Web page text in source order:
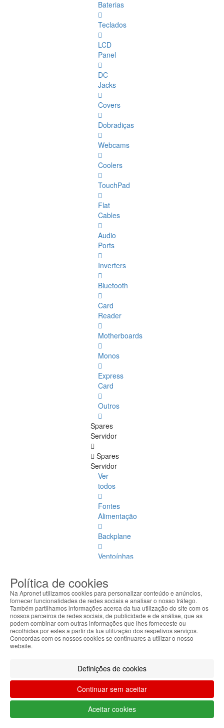
Baterias
Teclados
LCD
Panel
DC
Jacks
Covers
Dobradiças
Webcams
Coolers
TouchPad
Flat
Cables
Audio
Ports
Inverters
Bluetooth
Card
Reader
Motherboards
Monos
Express
Card
Outros
Spares
Servidor
Spares
Servidor
Ver
todos
Fontes
Alimentação
Backplane
Ventoínhas
Perifericos
Perifericos
Ver
todos
Equipamentos
Médicos
Equipamentos
Ver
todos
Aparelhos
Política de cookies
Na Apronet utilizamos cookies para personalizar conteúdo e anúncios,
fornecer funcionalidades de redes sociais e analisar o nosso tráfego.
Também partilhamos informações acerca da tua utilização do site com os
nossos parceiros de redes sociais, de publicidade e de análise, que as
podem combinar com outras informações que lhes forneceste ou
recolhidas por estes a partir da tua utilização dos respetivos serviços.
Concordas com os nossos cookies se continuares a utilizar o nosso
website.
Definições de cookies
Continuar sem aceitar
Aceitar cookies